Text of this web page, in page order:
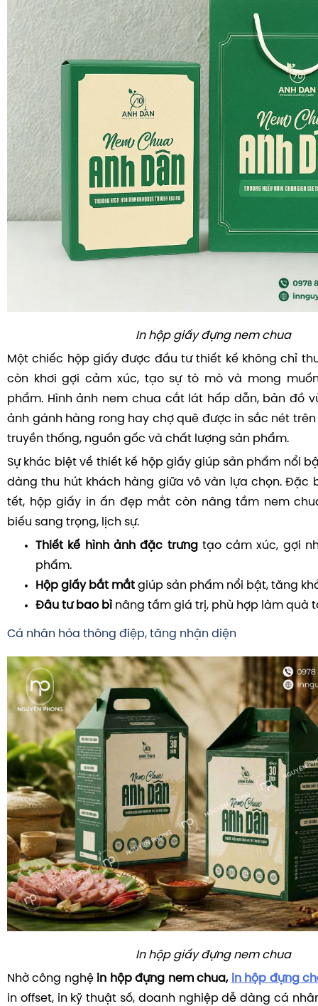
In hộp giấy đựng nem chua
Một chiếc hộp giấy được đầu tư thiết kế không chỉ
còn khơi gợi cảm xúc, tạo sự tò mò và mong
phẩm. Hình ảnh nem chua cắt lát hấp dẫn, bản đồ
ảnh gánh hàng rong hay chợ quê được in sắc nét trên
truyền thống, nguồn gốc và chất lượng sản phẩm.
Sự khác biệt về thiết kế hộp giấy giúp sản phẩm nổi
dàng thu hút khách hàng giữa vô vàn lựa chọn. Đặc
tết, hộp giấy in ấn đẹp mắt còn nâng tầm nem
biếu sang trọng, lịch sự.
Thiết kế hình ảnh đặc trưngtạo cảm xúc, gợi
phẩm.
Hộp giấy bắt mắt giúp sản phẩm nổi bật, tăng
Đầu tư bao bì nâng tầm giá trị, phù hợp làm quà
Cá nhân hóa thông điệp, tăng nhận diện
In hộp giấy đựng nem chua
Nhờ công nghệ in hộp đựng nem chua, in hộp đựng
in offset, in kỹ thuật số, doanh nghiệp dễ dàng cá